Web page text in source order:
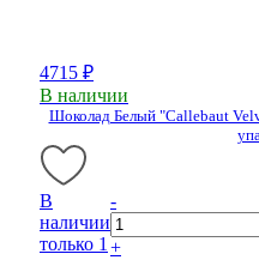
4715 ₽
В наличии
Шоколад Белый "Callebaut
В
наличии
только 1
-
+